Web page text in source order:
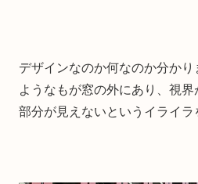
デザインなのか何なのか分か
ようなもが窓の外にあり、視
部分が見えないというイライラ